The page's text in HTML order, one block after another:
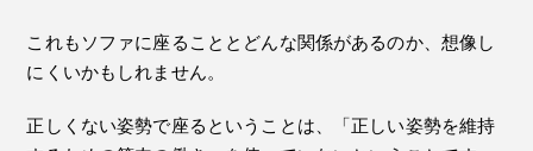
これもソファに座ることとどんな関係があるのか、想像し
にくいかもしれません。
正しくない姿勢で座るということは、「正しい姿勢を維持